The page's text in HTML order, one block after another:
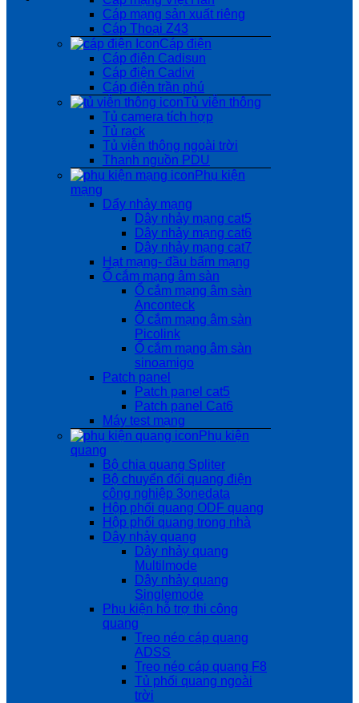
Cáp mạng sản xuất riêng
Cáp Thoại Z43
Cáp điện
Cáp điện Cadisun
Cáp điện Cadivi
Cáp điện trần phú
Tủ viễn thông
Tủ camera tích hợp
Tủ rack
Tủ viễn thông ngoài trời
Thanh nguồn PDU
Phụ kiện
mạng
Dẩy nhảy mạng
Dây nhảy mạng cat5
Dây nhảy mạng cat6
Dây nhảy mạng cat7
Hạt mạng- đầu bấm mạng
Ổ cắm mạng âm sàn
Ổ cắm mạng âm sàn
Anconteck
Ổ cắm mạng âm sàn
Picolink
Ổ cắm mạng âm sàn
sinoamigo
Patch panel
Patch panel cat5
Patch panel Cat6
Máy test mạng
Phụ kiện
quang
Bộ chia quang Spliter
Bộ chuyển đổi quang điện
công nghiệp 3onedata
Hộp phối quang ODF quang
Hộp phối quang trong nhà
Dây nhảy quang
Dây nhảy quang
Multilmode
Dây nhảy quang
Singlemode
Phụ kiện hỗ trợ thi công
quang
Treo néo cáp quang
ADSS
Treo néo cáp quang F8
Tủ phối quang ngoài
trời